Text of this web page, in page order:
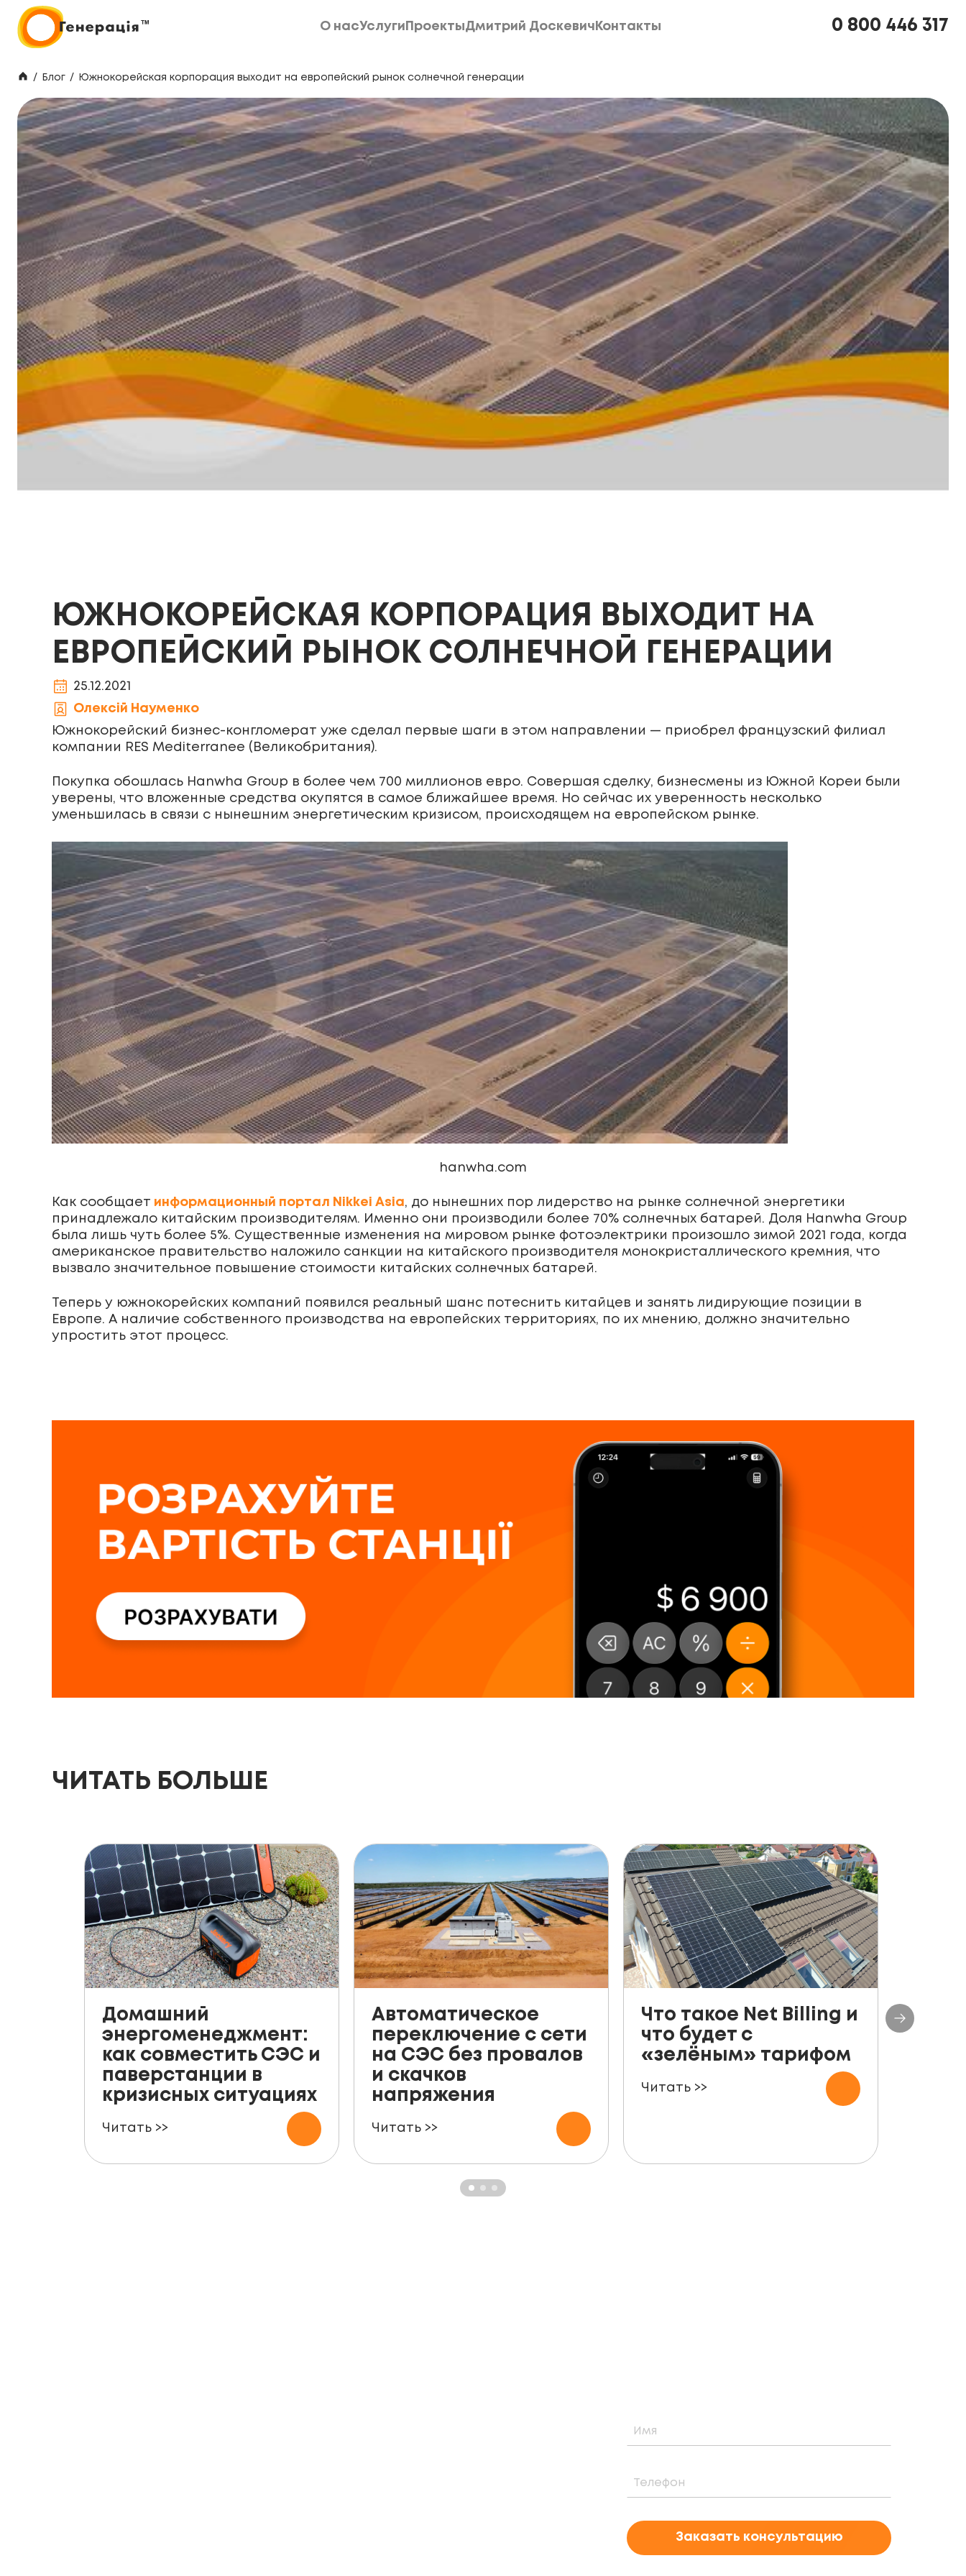
О насУслуги ПроектыДмитрий Доскевич Контакты
0 800 446 317
/ Блог / Южнокорейская корпорация выходит на европейский рынок солнечной генерации
ЮЖНОКОРЕЙСКАЯ КОРПОРАЦИЯ ВЫХОДИТ НА
ЕВРОПЕЙСКИЙ РЫНОК СОЛНЕЧНОЙ ГЕНЕРАЦИИ
25.12.2021
Олексій Науменко
Южнокорейский бизнес-конгломерат уже сделал первые шаги в этом направлении — приобрел французский филиал
компании RES Mediterranee (Великобритания).
Покупка обошлась Hanwha Group в более чем 700 миллионов евро. Совершая сделку, бизнесмены из Южной Кореи были
уверены, что вложенные средства окупятся в самое ближайшее время. Но сейчас их уверенность несколько
уменьшилась в связи с нынешним энергетическим кризисом, происходящем на европейском рынке.
hanwha.com
Как сообщает информационный портал Nikkei Asia, до нынешних пор лидерство на рынке солнечной энергетики
принадлежало китайским производителям. Именно они производили более 70% солнечных батарей. Доля Hanwha Group
была лишь чуть более 5%. Существенные изменения на мировом рынке фотоэлектрики произошло зимой 2021 года, когда
американское правительство наложило санкции на китайского производителя монокристаллического кремния, что
вызвало значительное повышение стоимости китайских солнечных батарей.
Теперь у южнокорейских компаний появился реальный шанс потеснить китайцев и занять лидирующие позиции в
Европе. А наличие собственного производства на европейских территориях, по их мнению, должно значительно
упростить этот процесс.
ЧИТАТЬ БОЛЬШЕ
Домашний
энергоменеджмент:
как совместить СЭС и
паверстанции в
кризисных ситуациях
Читать >>
Автоматическое
переключение с сети
на СЭС без провалов
и скачков
напряжения
Читать >>
Что такое Net Billing и
что будет с
«зелёным» тарифом
Читать >>
Заказать консультацию